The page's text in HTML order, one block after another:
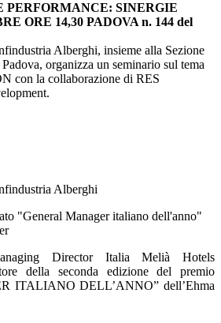
PERFORMANCE: SINERGIE
ORE 14,30 PADOVA n. 144 del
Alberghi, insieme alla Sezione
organizza un seminario sul tema
con la collaborazione di RES
Alberghi
"General Manager italiano dell'anno"
Director Italia Melià Hotels
della seconda edizione del premio
ITALIANO DELL’ANNO” dell’Ehma